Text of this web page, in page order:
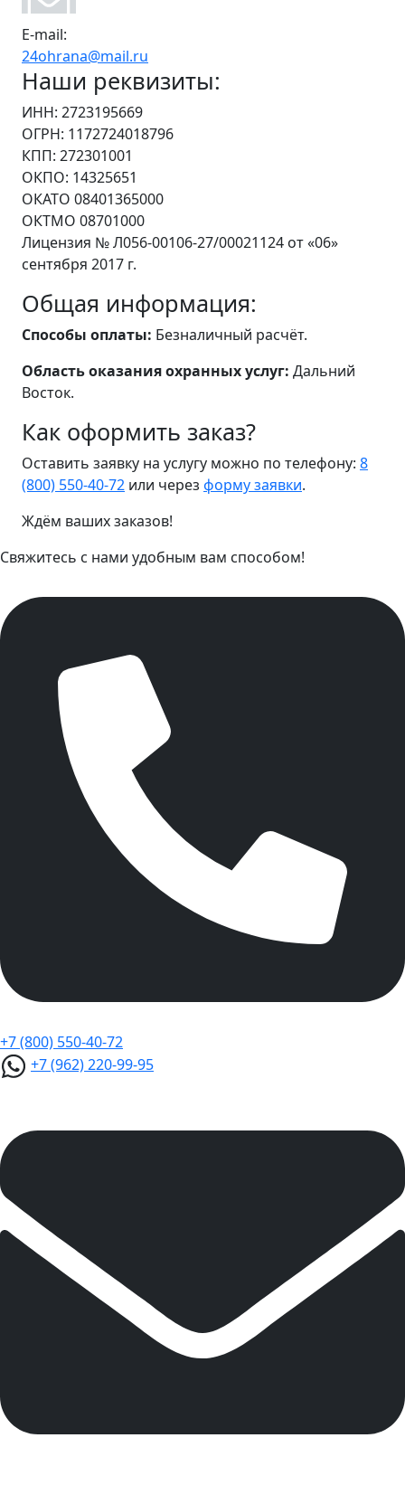
E-mail:
24ohrana@mail.ru
Наши реквизиты:
ИНН: 2723195669
ОГРН: 1172724018796
КПП: 272301001
ОКПО: 14325651
ОКАТО 08401365000
ОКТМО 08701000
Лицензия № Л056-00106-27/00021124 от «06»
сентября 2017 г.
Общая информация:
Способы оплаты: Безналичный расчёт.
Область оказания охранных услуг: Дальний
Восток.
Как оформить заказ?
Оставить заявку на услугу можно по телефону: 8
(800) 550-40-72 или через форму заявки.
Ждём ваших заказов!
Свяжитесь с нами удобным вам способом!
+7 (800) 550-40-72
+7 (962) 220-99-95